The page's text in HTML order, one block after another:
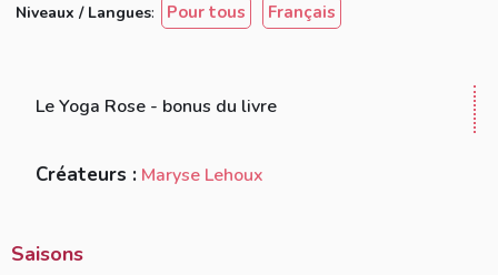
Niveaux / Langues: Pour tous Français
Le Yoga Rose - bonus du livre
Créateurs : Maryse Lehoux
Saisons